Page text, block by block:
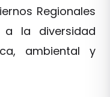
Regionales
a la diversidad
ambiental y